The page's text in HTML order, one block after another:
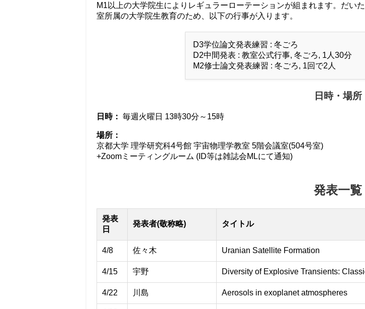
M1以上の大学院生によりレギュラーローテーションが組まれます。だい
室所属の大学院生教育のため、以下の行事が入ります。
D3学位論文発表練習 : 冬ごろ
D2中間発表 : 教室公式行事, 冬ごろ, 1人30分
M2修士論文発表練習 : 冬ごろ, 1回で2人
日時・場所
日時： 毎週火曜日 13時30分～15時
場所：
京都大学 理学研究科4号館 宇宙物理学教室 5階会議室(504号室)
+Zoomミーティングルーム (ID等は雑誌会MLにて通知)
発表一覧
発表
日
発表者(敬称略) タイトル
4/8 佐々木 Uranian Satellite Formation
4/15 宇野 Diversity of Explosive Transients:
4/22 川島 Aerosols in exoplanet atmospheres